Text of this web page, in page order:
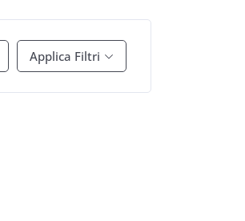
Applica Filtri